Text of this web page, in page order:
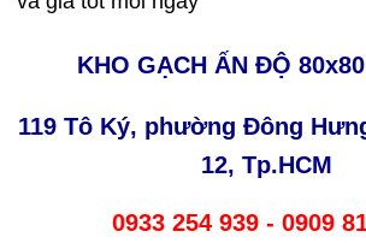
KHO GẠCH ẤN ĐỘ
119 Tô Ký, phường Đông
12, Tp.HCM
0933 254 939 - 0909